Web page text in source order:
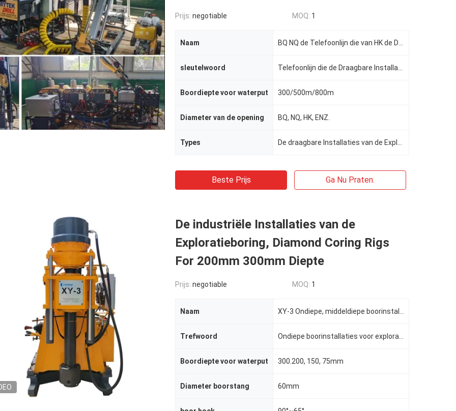
Prijs: negotiable MOQ: 1
Naam
sleutelwoord
Boordiepte voor waterput 300/500m/800m
Diameter van de opening BQ, NQ, HK, ENZ.
Types
Beste Prijs Ga Nu Praten.
De industriële Installaties van de
Exploratieboring, Diamond Coring Rigs
For 200mm 300mm Diepte
Prijs: negotiable MOQ: 1
Naam
Trefwoord
Boordiepte voor waterput 300.200, 150, 75mm
Diameter boorstang 60mm